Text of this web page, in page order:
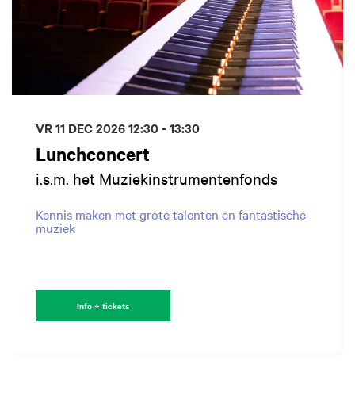
Lunchconcert
i.s.m. het Muziekinstrumentenfonds
Kennis maken met grote talenten en fantastische
muziek
VR 11 DEC 202612:30 - 13:30
Info + tickets